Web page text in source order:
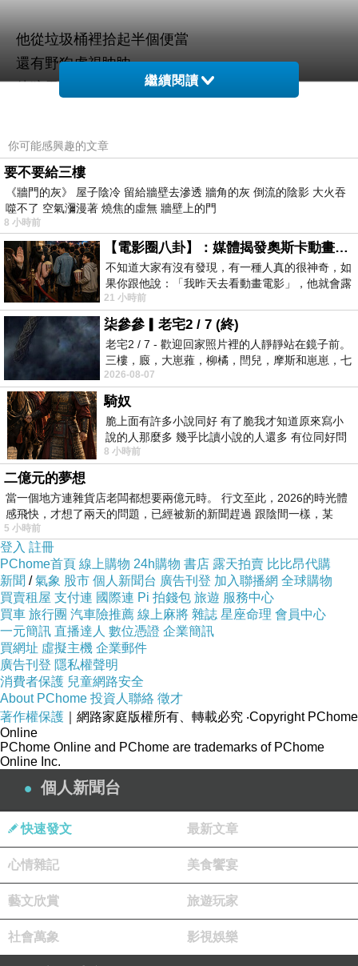
他從垃圾桶裡拾起半個便當
還有野狗虎視眈眈
他狼吞虎嚥，差點噎喉魂歸離恨天
選舉政論喊得震天嘎響
他卻只要有飯落肚
有屋能遮風避雨
一覺天亮
他一雙夾腳拖踢踏走
走向沒有盡頭的大街
他感恩能隨意逗留
或蹲或站或乞討
他彎腰九十度
鞠躬
謝天
2016/6/25 野薑花詩刊第十七期戳詩徵稿
上一篇：新詩兩首 ---有荷雜誌 第20期
下一篇：野薑花第17期 新詩兩首
2016-06-26 17:28:00
恭喜大作
午安安
繼續閱讀
你可能感興趣的文章
要不要給三樓
《牆門的灰》 屋子陰冷 留給牆壁去滲透 牆角的灰 倒流的陰影 大火吞
噬不了 空氣瀰漫著 燒焦的虛無 牆壁上的門
8 小時前
【電影圈八卦】：媒體揭發奧斯卡動畫項目投票醜聞！好萊塢為什麼看不起動畫電影？
不知道大家有沒有發現，有一種人真的很神奇，如
果你跟他說：「我昨天去看動畫電影」，他就會露
出一種慈祥的微笑，然後問你是不是陪小
21 小時前
柒參參▎老宅2 / 7 (終)
老宅2 / 7 - 歡迎回家照片裡的人靜靜站在鏡子前。
三樓，廄，大崽蕥，柳橘，閆兒，摩斯和崽崽，七
個人整整齊齊地站在鏡框之外，如同
2026-08-07
騎奴
脆上面有許多小說同好 有了脆我才知道原來寫小
說的人那麼多 幾乎比讀小說的人還多 有位同好問
了一個問題 她說為什麼高中文學獎的
8 小時前
二億元的夢想
當一個地方連雜貨店老闆都想要兩億元時。 行文至此，2026的時光體
感飛快，才想了兩天的問題，已經被新的新聞趕過 跟陰間一樣，某
5 小時前
登入 註冊
PChome首頁 線上購物 24h購物 書店 露天拍賣 比比昂代購
新聞 /氣象 股市 個人新聞台 廣告刊登 加入聯播網 全球購物
買賣租屋 支付連 國際連 Pi 拍錢包 旅遊 服務中心
買車 旅行團 汽車險推薦 線上麻將 雜誌 星座命理 會員中心
一元簡訊 直播達人 數位憑證 企業簡訊
買網址 虛擬主機 企業郵件
廣告刊登 隱私權聲明
消費者保護 兒童網路安全
About PChome 投資人聯絡 徵才
著作權保護 ｜網路家庭版權所有、轉載必究 ‧Copyright PChome
Online
PChome Online and PChome are trademarks of PChome
Online Inc.
個人新聞台
快速發文 最新文章
心情雜記 美食饗宴
藝文欣賞 旅遊玩家
社會萬象 影視娛樂